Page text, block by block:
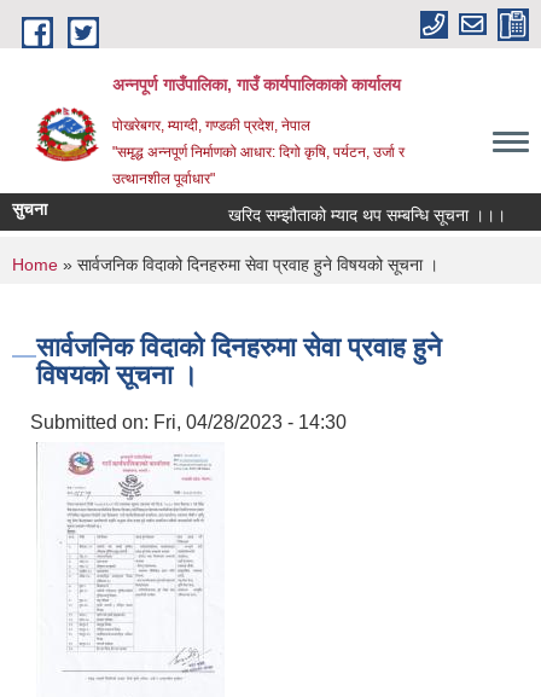
Skip to main content
अन्‍नपूर्ण गाउँपालिका, गाउँ कार्यपालिकाको कार्यालय
पोखरेबगर, म्याग्दी, गण्डकी प्रदेश, नेपाल
"समृद्ध अन्‍नपूर्ण निर्माणको आधार: दिगो कृषि, पर्यटन, उर्जा र
उत्थानशील पूर्वाधार"
सुचना खरिद सम्झौताको म्याद थप सम्बन्धि सूचना ।।।
You are here
Home » सार्वजनिक विदाको दिनहरुमा सेवा प्रवाह हुने विषयको सूचना ।
सार्वजनिक विदाको दिनहरुमा सेवा प्रवाह हुने
विषयको सूचना ।
Submitted on: Fri, 04/28/2023 - 14:30